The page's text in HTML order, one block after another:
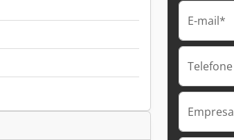
E-mail*
Telefone
Empresa